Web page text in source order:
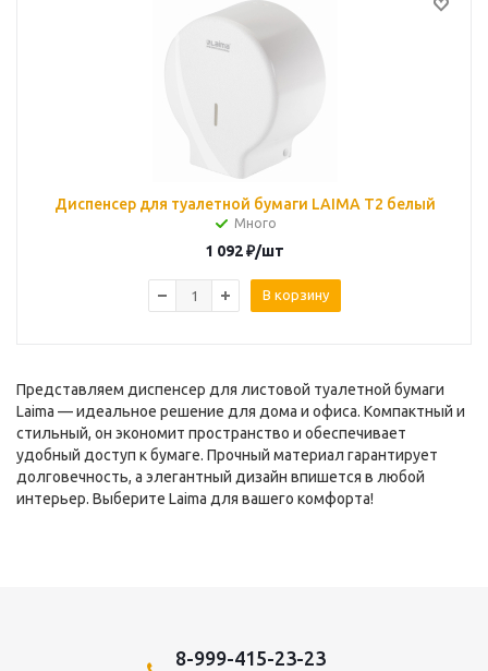
Диспенсер для туалетной бумаги LAIMA T2 белый
Много
1 092₽/шт
В корзину
Представляем диспенсер для листовой туалетной бумаги
Laima — идеальное решение для дома и офиса. Компактный и
стильный, он экономит пространство и обеспечивает
удобный доступ к бумаге. Прочный материал гарантирует
долговечность, а элегантный дизайн впишется в любой
интерьер. Выберите Laima для вашего комфорта!
8-999-415-23-23